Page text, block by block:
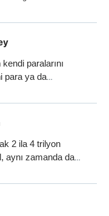
paralarını
para ya da
gibi
2 ila 4 trilyon
aynı zamanda da
Küçük bir
banka ile aynı
tek bir insan ya da
başarılı